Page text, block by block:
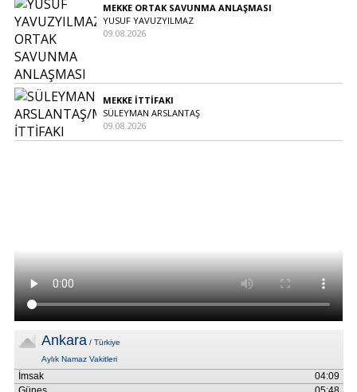
MEKKE ORTAK SAVUNMA ANLAŞMASI
YUSUF YAVUZYILMAZ
09.08.2026
MEKKE İTTİFAKI
SÜLEYMAN ARSLANTAŞ
09.08.2026